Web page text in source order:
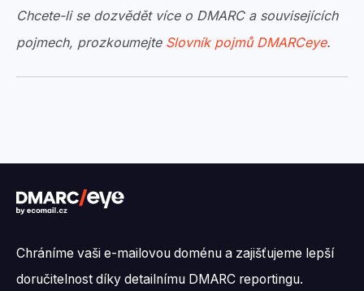
Chcete-li se dozvědět více o DMARC a souvisejících
pojmech, prozkoumejte Slovník pojmů DMARCeye.
Chráníme vaši e-mailovou doménu a zajišťujeme lepší
doručitelnost díky detailnímu DMARC reportingu.